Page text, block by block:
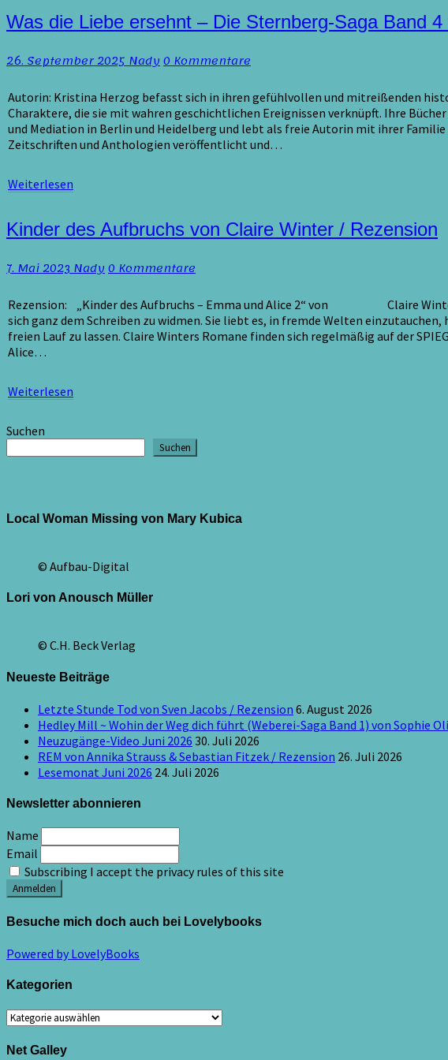
Was
die
ersehnt
Die
Sternberg-
Saga
Band
Kristina
/
Rezension
Was die Liebe ersehnt – Die Sternberg-Saga Band
26. September 2025NadyKommentare
0 Kommentare
Autorin: Kristina Herzog befasst sich in ihren gefühlvollen und mitreißenden
Charaktere, die sie mit wahren geschichtlichen Ereignissen verknüpft. Ihre
und Mediation in Berlin und Heidelberg und lebt als freie Autorin mit ihrer
Zeitschriften und Anthologien veröffentlicht und…
Weiterlesen
Kinder
des
von
Winter
/
Rezension
Kinder des Aufbruchs von Claire Winter / Rezension
7. Mai 2023NadyKommentare
0 Kommentare
Rezension: „Kinder des Aufbruchs – Emma und Alice 2“ von Claire Winter
sich ganz dem Schreiben zu widmen. Sie liebt es, in fremde Welten
freien Lauf zu lassen. Claire Winters Romane finden sich regelmäßig auf der
Alice…
Weiterlesen
Suchen
Suchen
Local Woman Missing von Mary Kubica
© Aufbau-Digital
Lori von Anousch Müller
© C.H. Beck Verlag
Neueste Beiträge
Letzte Stunde Tod von Sven Jacobs / Rezension 6. August 2026
Hedley Mill ~ Wohin der Weg dich führt (Weberei-Saga Band 1) von Sophie
Neuzugänge-Video Juni 2026 30. Juli 2026
REM von Annika Strauss & Sebastian Fitzek / Rezension 26. Juli 2026
Lesemonat Juni 2026 24. Juli 2026
Newsletter abonnieren
Name
Email
Subscribing I accept the privacy rules of this site
Besuche mich doch auch bei Lovelybooks
Powered by LovelyBooks
Kategorien
Kategorien
Net Galley